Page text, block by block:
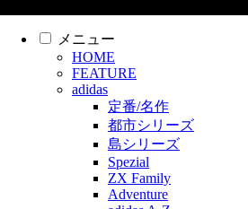
メニュー
HOME
FEATURE
adidas
定番/名作
都市シリーズ
島シリーズ
Spezial
ZX Family
Adventure